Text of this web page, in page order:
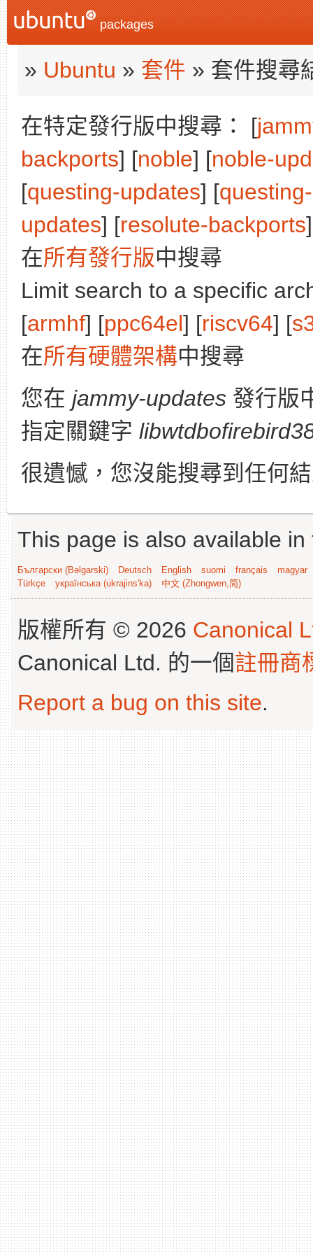
packages
» Ubuntu » 套件 » 套件搜尋
在特定發行版中搜尋： [
backports] [noble] [noble-
[questing-updates] [
updates] [resolute-backports
在所有發行版中搜尋
Limit search to a specific
[armhf] [ppc64el] [riscv64] [
在所有硬體架構中搜尋
您在 jammy-updates 發行版
指定關鍵字
很遺憾，您沒能搜尋到任何
This page is also available
Български (Bəlgarski) Deutsch English suomi français
magyar
Türkçe
українська (ukrajins'ka) 中文 (Zhongwen,简)
版權所有 © 2026 Canonical
Canonical Ltd. 的一個註冊商
Report a bug on this site.